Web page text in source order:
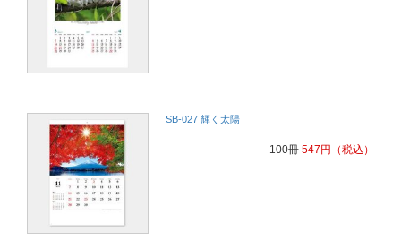
SB-027 輝く太陽
100冊 547円 （税込）